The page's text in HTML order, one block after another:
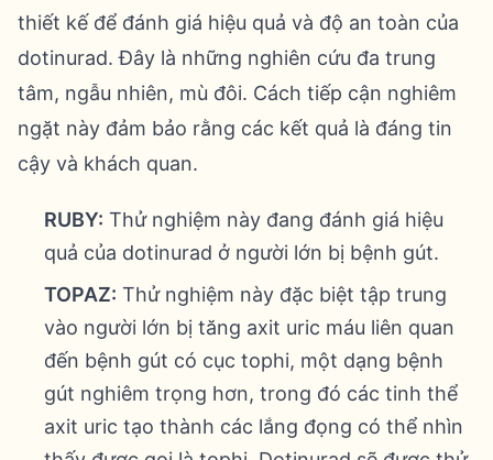
thiết kế để đánh giá hiệu quả và độ an toàn của
dotinurad. Đây là những nghiên cứu đa trung
tâm, ngẫu nhiên, mù đôi. Cách tiếp cận nghiêm
ngặt này đảm bảo rằng các kết quả là đáng tin
cậy và khách quan.
RUBY: Thử nghiệm này đang đánh giá hiệu
quả của dotinurad ở người lớn bị bệnh gút.
TOPAZ: Thử nghiệm này đặc biệt tập trung
vào người lớn bị tăng axit uric máu liên quan
đến bệnh gút có cục tophi, một dạng bệnh
gút nghiêm trọng hơn, trong đó các tinh thể
axit uric tạo thành các lắng đọng có thể nhìn